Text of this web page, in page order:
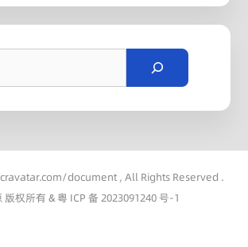
document , All Rights Reserved .
版权所有 &粤 ICP 备 2023091240 号-1